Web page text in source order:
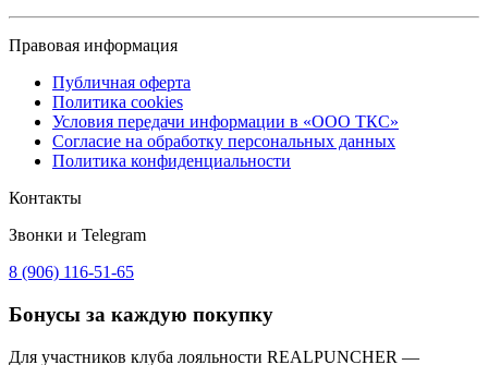
Правовая информация
Публичная оферта
Политика cookies
Условия передачи информации в «ООО ТКС»
Согласие на обработку персональных данных
Политика конфиденциальности
Контакты
Звонки и Telegram
8 (906) 116-51-65
Бонусы за каждую покупку
Для участников клуба лояльности REALPUNCHER —